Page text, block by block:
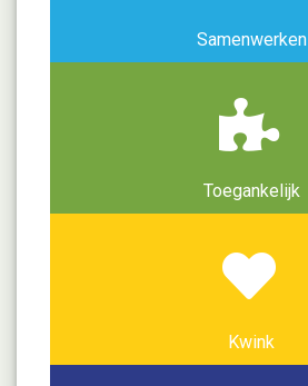
Samenwerken
Toegankelijk
Kwink